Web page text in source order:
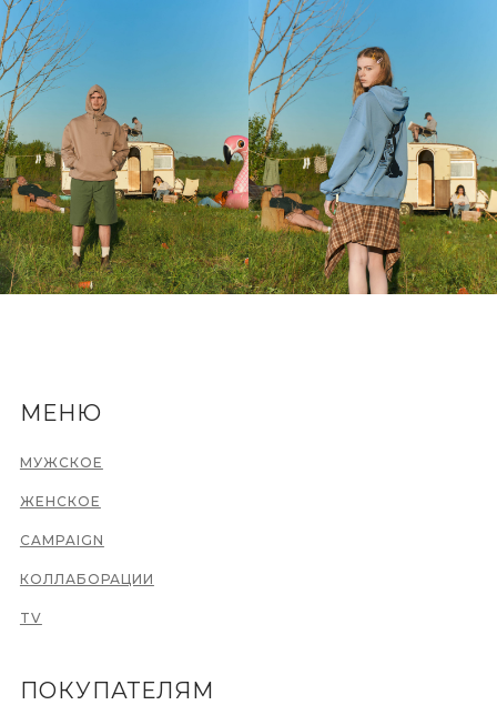
МУЖСКОЕ
ЖЕНСКОЕ
CAMPAIGN
КОЛЛАБОРАЦИИ
МЕНЮ
ПОКУПАТЕЛЯМ
TV